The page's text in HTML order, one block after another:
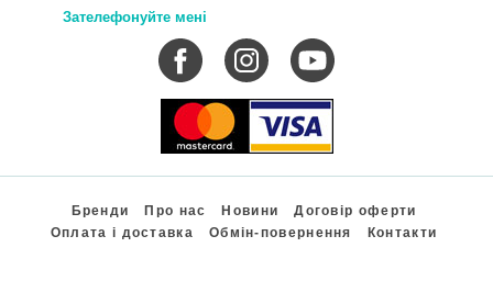
Зателефонуйте мені
Бренди Про нас Новини
Договір оферти
Оплата і доставка
Обмін-повернення Контакти